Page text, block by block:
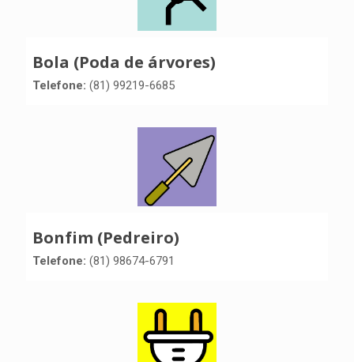
Bola (Poda de árvores)
Telefone: (81) 99219-6685
Bonfim (Pedreiro)
Telefone: (81) 98674-6791